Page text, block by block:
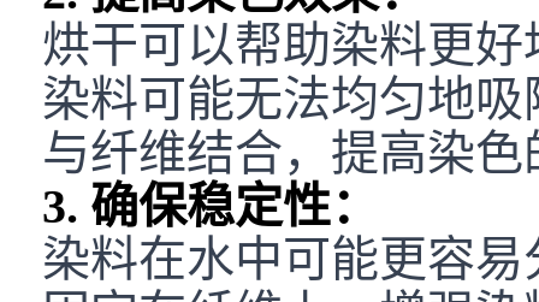
烘干可以帮助染料更
染料可能无法均匀地
与纤维结合，提高染
3. 确保稳定性：
染料在水中可能更容